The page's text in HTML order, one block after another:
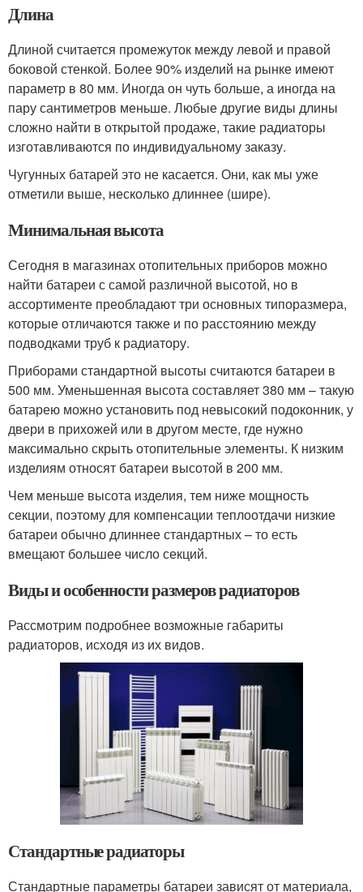
Длина
Длиной считается промежуток между левой и правой
боковой стенкой. Более 90% изделий на рынке имеют
параметр в 80 мм. Иногда он чуть больше, а иногда на
пару сантиметров меньше. Любые другие виды длины
сложно найти в открытой продаже, такие радиаторы
изготавливаются по индивидуальному заказу.
Чугунных батарей это не касается. Они, как мы уже
отметили выше, несколько длиннее (шире).
Минимальная высота
Сегодня в магазинах отопительных приборов можно
найти батареи с самой различной высотой, но в
ассортименте преобладают три основных типоразмера,
которые отличаются также и по расстоянию между
подводками труб к радиатору.
Приборами стандартной высоты считаются батареи в
500 мм. Уменьшенная высота составляет 380 мм – такую
батарею можно установить под невысокий подоконник, у
двери в прихожей или в другом месте, где нужно
максимально скрыть отопительные элементы. К низким
изделиям относят батареи высотой в 200 мм.
Чем меньше высота изделия, тем ниже мощность
секции, поэтому для компенсации теплоотдачи низкие
батареи обычно длиннее стандартных – то есть
вмещают большее число секций.
Виды и особенности размеров радиаторов
Рассмотрим подробнее возможные габариты
радиаторов, исходя из их видов.
Стандартные радиаторы
Стандартные параметры батареи зависят от материала,